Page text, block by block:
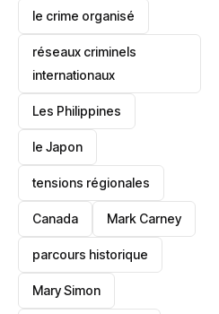
le crime organisé
réseaux criminels
internationaux
‎Les Philippines
le Japon
tensions régionales
Canada Mark Carney
parcours historique
Mary Simon